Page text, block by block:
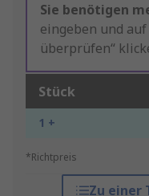
Sie benötigen
eingeben und
überprüfen“
Stück
1 +
*Richtpreis
Zu einer